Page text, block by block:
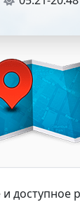
и доступное